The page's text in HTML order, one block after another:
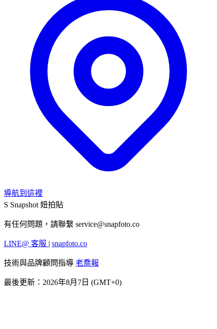
導航到這裡
S Snapshot 妞拍貼
有任何問題，請聯繫 service@snapfoto.co
LINE@ 客服 | snapfoto.co
技術與品牌顧問指導 老喬報
最後更新：2026年8月7日 (GMT+0)